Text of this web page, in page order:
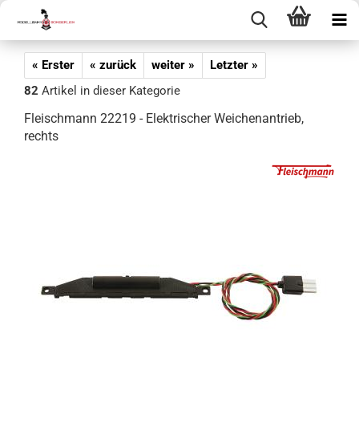
« Erster « zurück weiter »
Letzter »
82 Artikel in dieser Kategorie
Fleischmann 22219 - Elektrischer Weichenantrieb,
rechts